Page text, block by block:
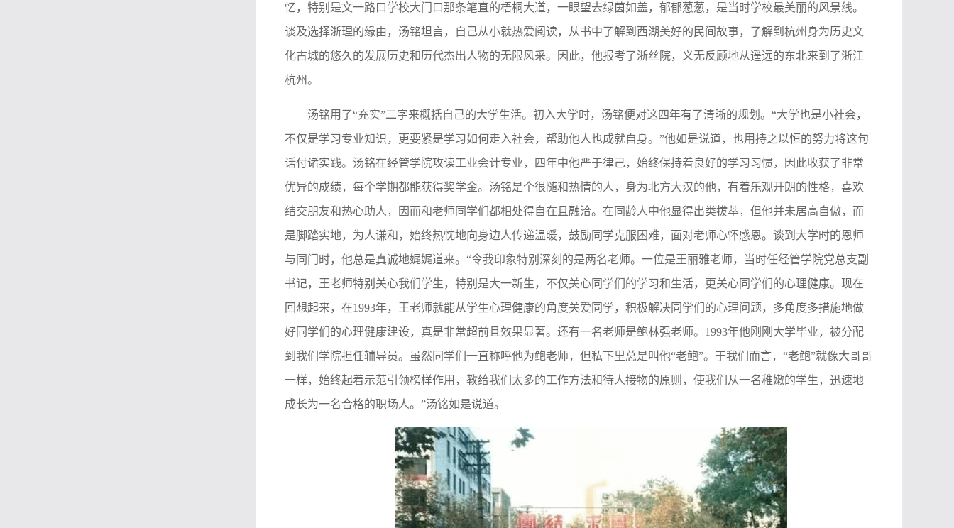
忆，特别是文一路口学校大门口那条笔直的梧桐大道，一眼望去绿茵如盖，郁郁葱葱，是当时学校最美丽的风景线。
谈及选择浙理的缘由，汤铭坦言，自己从小就热爱阅读，从书中了解到西湖美好的民间故事，了解到杭州身为历史文
化古城的悠久的发展历史和历代杰出人物的无限风采。因此，他报考了浙丝院，义无反顾地从遥远的东北来到了浙江
杭州。
汤铭用了“充实”二字来概括自己的大学生活。初入大学时，汤铭便对这四年有了清晰的规划。“大学也是小社会，
不仅是学习专业知识，更要紧是学习如何走入社会，帮助他人也成就自身。”他如是说道，也用持之以恒的努力将这句
话付诸实践。汤铭在经管学院攻读工业会计专业，四年中他严于律己，始终保持着良好的学习习惯，因此收获了非常
优异的成绩，每个学期都能获得奖学金。汤铭是个很随和热情的人，身为北方大汉的他，有着乐观开朗的性格，喜欢
结交朋友和热心助人，因而和老师同学们都相处得自在且融洽。在同龄人中他显得出类拔萃，但他并未居高自傲，而
是脚踏实地，为人谦和，始终热忱地向身边人传递温暖，鼓励同学克服困难，面对老师心怀感恩。谈到大学时的恩师
与同门时，他总是真诚地娓娓道来。“令我印象特别深刻的是两名老师。一位是王丽雅老师，当时任经管学院党总支副
书记，王老师特别关心我们学生，特别是大一新生，不仅关心同学们的学习和生活，更关心同学们的心理健康。现在
回想起来，在1993年，王老师就能从学生心理健康的角度关爱同学，积极解决同学们的心理问题，多角度多措施地做
好同学们的心理健康建设，真是非常超前且效果显著。还有一名老师是鲍林强老师。 1993年他刚刚大学毕业，被分配
到我们学院担任辅导员。虽然同学们一直称呼他为鲍老师，但私下里总是叫他“老鲍”。于我们而言，“老鲍”就像大哥哥
一样，始终起着示范引领榜样作用，教给我们太多的工作方法和待人接物的原则，使我们从一名稚嫩的学生，迅速地
成长为一名合格的职场人。”汤铭如是说道。